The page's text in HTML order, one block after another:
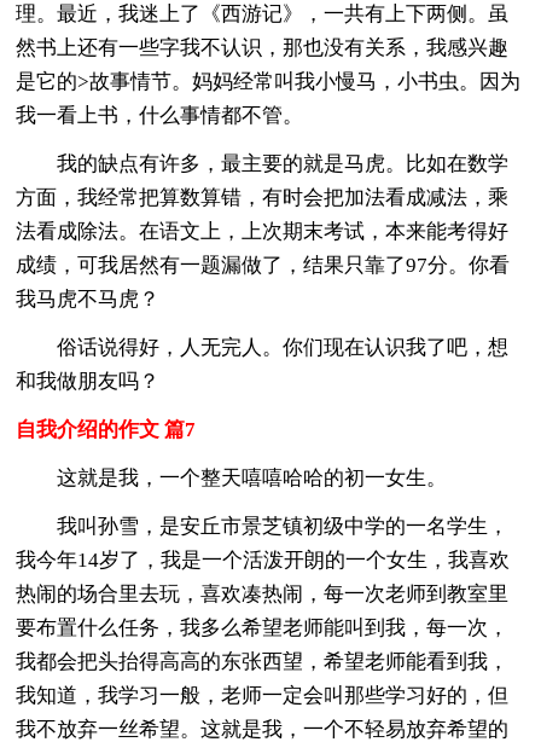
理。最近，我迷上了《西游记》，一共有上下两侧。虽
然书上还有一些字我不认识，那也没有关系，我感兴趣
是它的>故事情节。妈妈经常叫我小慢马，小书虫。因为
我一看上书，什么事情都不管。
我的缺点有许多，最主要的就是马虎。比如在数学
方面，我经常把算数算错，有时会把加法看成减法，乘
法看成除法。在语文上，上次期末考试，本来能考得好
成绩，可我居然有一题漏做了，结果只靠了97分。你看
我马虎不马虎？
俗话说得好，人无完人。你们现在认识我了吧，想
和我做朋友吗？
自我介绍的作文 篇7
这就是我，一个整天嘻嘻哈哈的初一女生。
我叫孙雪，是安丘市景芝镇初级中学的一名学生，
我今年14岁了，我是一个活泼开朗的一个女生，我喜欢
热闹的场合里去玩，喜欢凑热闹，每一次老师到教室里
要布置什么任务，我多么希望老师能叫到我，每一次，
我都会把头抬得高高的东张西望，希望老师能看到我，
我知道，我学习一般，老师一定会叫那些学习好的，但
我不放弃一丝希望。这就是我，一个不轻易放弃希望的